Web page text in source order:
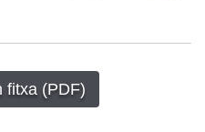
fitxa (PDF)